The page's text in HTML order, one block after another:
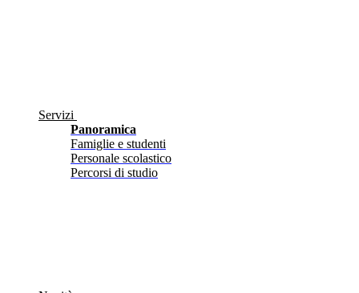
Servizi
Panoramica
Famiglie e studenti
Personale scolastico
Percorsi di studio